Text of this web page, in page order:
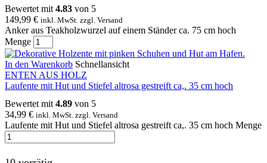
Bewertet mit4.83 von 5
149,99 € inkl. MwSt. zzgl. Versand
Anker aus Teakholzwurzel auf einem Ständer ca. 75 cm hoch
Menge
In den Warenkorb Schnellansicht
ENTEN AUS HOLZ
Laufente mit Hut und Stiefel altrosa gestreift ca,. 35 cm hoch
Bewertet mit 4.89 von 5
34,99 € inkl. MwSt. zzgl. Versand
Laufente mit Hut und Stiefel altrosa gestreift ca,. 35 cm hoch Menge